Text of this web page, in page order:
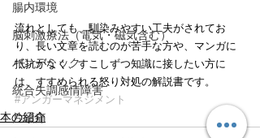
腸内環境
脳刺激療法（電気・磁気含む）
パンデミック
統合失調感情障害
片頭痛
流れとしても、馴染みやすい工夫がされてお
り、長い文章を読むのが苦手な方や、マンガに
抵抗がなく、すこしずつ知識に接したい方に
は、すすめられる怒り対処の解説書です。
#アンガーマネジメント
本の紹介